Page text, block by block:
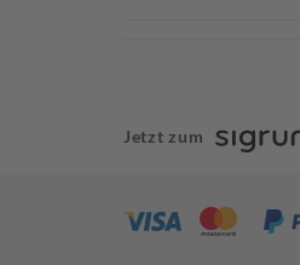
Jetzt zum